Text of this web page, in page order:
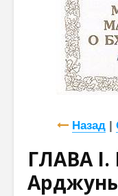
Назад|
ГЛАВА I.